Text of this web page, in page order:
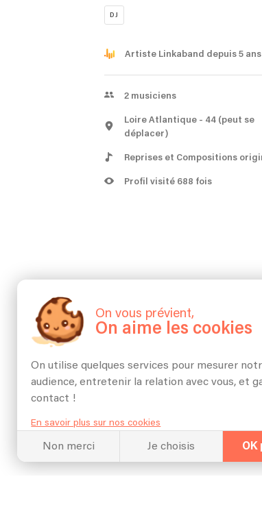
DJ
Artiste Linkaband depuis 5 ans
2 musiciens
Loire Atlantique - 44 (peut se
déplacer)
Reprises et Compositions
Profil visité 688 fois
Aperçu du
September
On vous prévient,
On aime les cookies
On utilise quelques services pour mesurer
audience, entretenir la relation avec vous, et
contact !
En savoir plus sur nos cookies
Non merci Je choisis OK